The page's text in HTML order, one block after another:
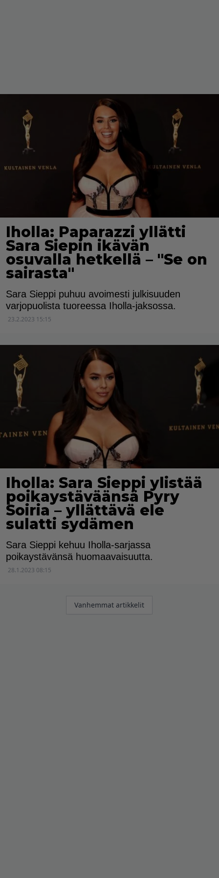
Iholla: Paparazzi yllätti
Sara Siepin ikävän
osuvalla hetkellä – "Se on
sairasta"
Sara Sieppi puhuu avoimesti julkisuuden
varjopuolista tuoreessa Iholla-jaksossa.
23.2.2023 15:15
Iholla: Sara Sieppi ylistää
poikaystäväänsä Pyry
Soiria – yllättävä ele
sulatti sydämen
Sara Sieppi kehuu Iholla-sarjassa
poikaystävänsä huomaavaisuutta.
28.1.2023 08:15
Artikkelien
Vanhemmat artikkelit